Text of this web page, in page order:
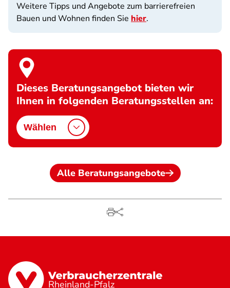
Weitere Tipps und Angebote zum barrierefreien
Bauen und Wohnen finden Sie hier.
Dieses Beratungsangebot bieten wir
Ihnen in folgenden Beratungsstellen an:
Wählen
Alle Beratungsangebote
Rheinland-Pfalz